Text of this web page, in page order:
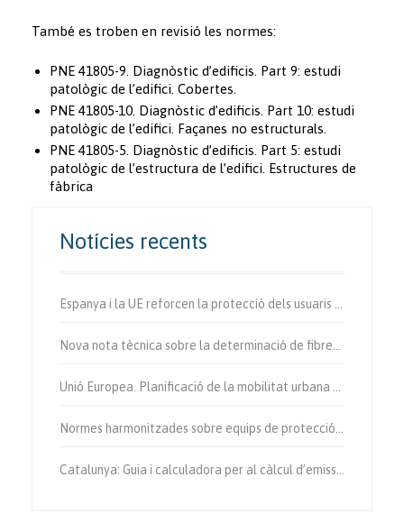
També es troben en revisió les normes:
PNE 41805-9. Diagnòstic d’edificis. Part 9: estudi
patològic de l’edifici. Cobertes.
PNE 41805-10. Diagnòstic d’edificis. Part 10: estudi
patològic de l’edifici. Façanes no estructurals.
PNE 41805-5. Diagnòstic d’edificis. Part 5: estudi
patològic de l’estructura de l’edifici. Estructures de
fàbrica
Notícies recents
Espanya i la UE reforcen la protecció dels usuaris vulnerables de la via.
Nova nota tècnica sobre la determinació de fibres d’amiant a l’aire.
Unió Europea. Planificació de la mobilitat urbana sostenible.
Normes harmonitzades sobre equips de protecció individual.
Catalunya: Guia i calculadora per al càlcul d’emissions de gases amb efecte d’hivernacle.